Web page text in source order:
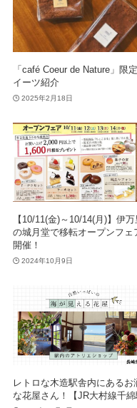
「café Coeur de Nature」限
イーツ紹介
2025年2月18日
【10/11(金)～10/14(月)】伊
の城月堂で移転オープンフェ
開催！
2024年10月9日
レトロな木造駅舎内にあるお
な花屋さん！【JR大村線千綿